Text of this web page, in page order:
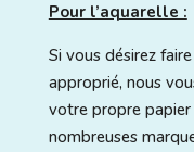
Pour l’aquarelle :
Si vous désirez
approprié, nous
votre propre
nombreuses